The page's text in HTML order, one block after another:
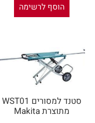
הוסף לרשימה
סטנד למסורים WST01
מתוצרת Makita